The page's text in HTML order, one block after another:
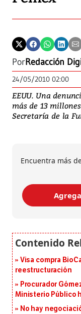
PorRedacción
24/05/2010 02:00
EEUU. Una
más de 13
Secretaría de la
Encuentra más
Visa compra
reestructuración
Procurador
Ministerio Público
No hay